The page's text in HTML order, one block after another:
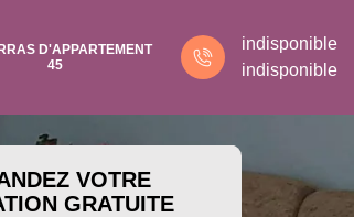
D'APPARTEMENT
45
indisponible
indisponible
VOTRE
GRATUITE